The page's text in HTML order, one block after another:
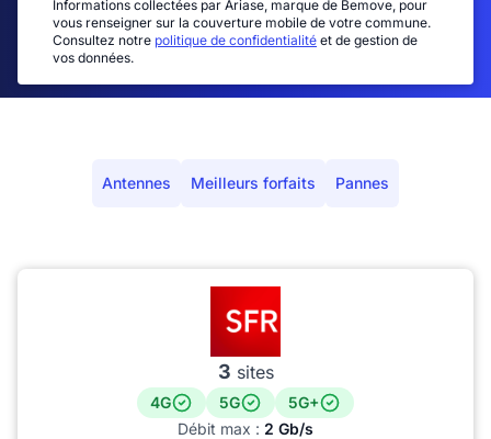
Informations collectées par Ariase, marque de Bemove, pour
vous renseigner sur la couverture mobile de votre commune.
Consultez notre politique de confidentialité et de gestion de
vos données.
Antennes Meilleurs forfaits Pannes
3 sites
4G 5G
5G+
Débit max : 2 Gb/s